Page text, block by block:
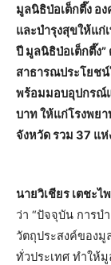
มูลนิธิป่อเต็กตึ๊ง อ
และบำรุงสุขให้แก่
ปี มูลนิธิป่อเต็กตึ๊ง
สาธารณประโยช
พร้อมมอบอุปกรณ์
บาท ให้แก่โรงพย
จังหวัด รวม 37 แห่
นายวิเชียร เตชะไ
ว่า “ปัจจุบัน การบ
วัตถุประสงค์ของมู
ทั่วประเทศ ทำให้